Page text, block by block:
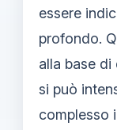
essere
profondo.
alla base
si può
complesso